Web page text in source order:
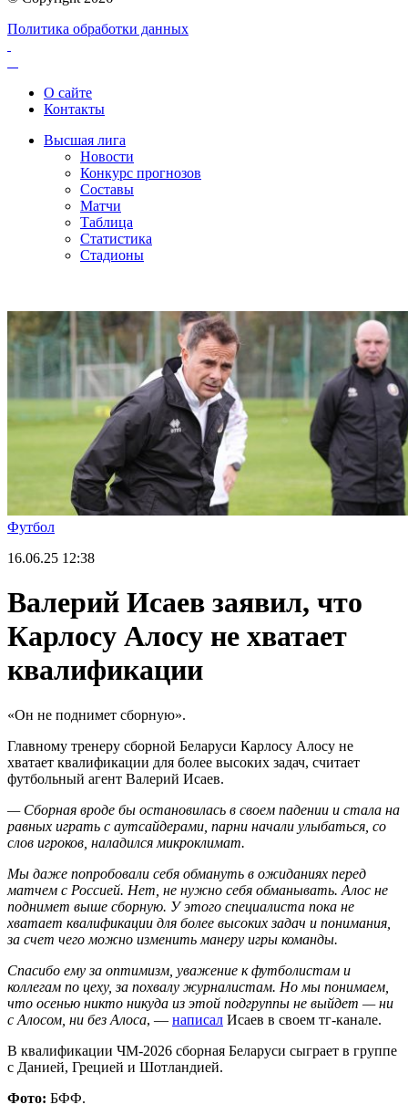
Политика обработки данных
О сайте
Контакты
Высшая лига
Новости
Конкурс прогнозов
Составы
Матчи
Таблица
Статистика
Стадионы
Футбол
16.06.25 12:38
Валерий Исаев заявил, что
Карлосу Алосу не хватает
квалификации
«Он не поднимет сборную».
Главному тренеру сборной Беларуси Карлосу Алосу не
хватает квалификации для более высоких задач, считает
футбольный агент Валерий Исаев.
— Сборная вроде бы остановилась в своем падении и стала на
равных играть с аутсайдерами, парни начали улыбаться, со
слов игроков, наладился микроклимат.
Мы даже попробовали себя обмануть в ожиданиях перед
матчем с Россией. Нет, не нужно себя обманывать. Алос не
поднимет выше сборную. У этого специалиста пока не
хватает квалификации для более высоких задач и понимания,
за счет чего можно изменить манеру игры команды.
Спасибо ему за оптимизм, уважение к футболистам и
коллегам по цеху, за похвалу журналистам. Но мы понимаем,
что осенью никто никуда из этой подгруппы не выйдет — ни
с Алосом, ни без Алоса, — написал Исаев в своем тг-канале.
В квалификации ЧМ-2026 сборная Беларуси сыграет в группе
с Данией, Грецией и Шотландией.
Фото: БФФ.